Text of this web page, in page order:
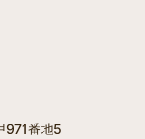
971番地5